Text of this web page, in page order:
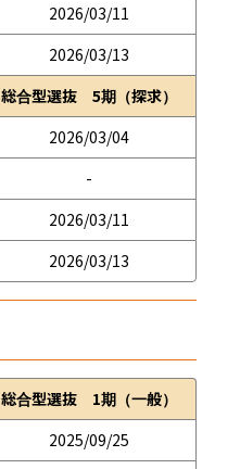
2026/03/11
2026/03/13
総合型選抜 5期（探求）
2026/03/04
-
2026/03/11
2026/03/13
総合型選抜 1期（一般）
2025/09/25